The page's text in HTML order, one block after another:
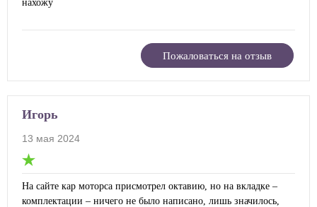
нахожу
Пожаловаться на отзыв
Игорь
13 мая 2024
На сайте кар моторса присмотрел октавию, но на вкладке –
комплектации – ничего не было написано, лишь значилось,